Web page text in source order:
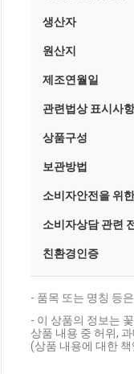
생산자
원산지
제조연월일
관련법상 표시사항
상품구성
보관방법
소비자안전을 위
소비자상담 관련
친환경인증
- 품목 또는 명칭 등
- 이 상품의 정보는
상품 내용 중 허위,
(상품 내용에 대한